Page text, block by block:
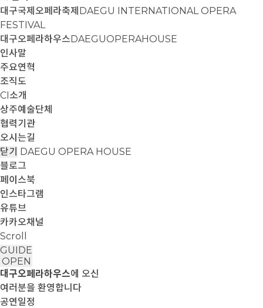
대구국제오페라축제 DAEGU INTERNATIONAL OPERA
FESTIVAL
대구오페라하우스DAEGUOPERAHOUSE
인사말
주요연혁
조직도
CI소개
상주예술단체
협력기관
오시는길
닫기 DAEGU OPERA HOUSE
블로그
페이스북
인스타그램
유튜브
카카오채널
Scroll
GUIDE
OPEN
대구오페라하우스에 오신
여러분을 환영합니다
공연일정